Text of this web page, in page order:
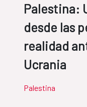
Palestina:
desde las
realidad
Ucrania
Palestina